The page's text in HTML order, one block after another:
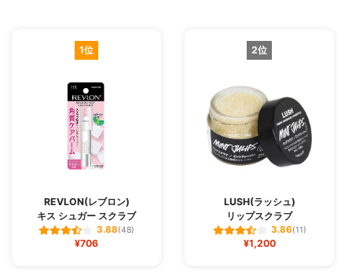
1位
REVLON(レブロン)
キス シュガー スクラブ
3.88(48)
¥706
2位
LUSH(ラッシュ)
リップスクラブ
3.86(11)
¥1,200